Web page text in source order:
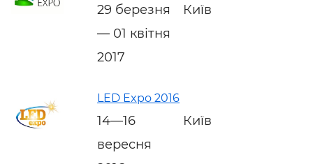
29 березня
— 01 квітня
2017
Київ
LED Expo 2016
14—16
вересня
Київ